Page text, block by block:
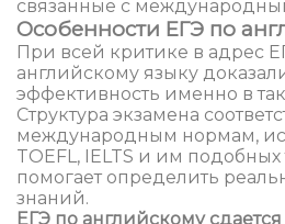
связанные с
Особенности ЕГЭ по
При всей критике в адрес
английскому языку
эффективность именно в
Структура экзамена
международным нормам,
TOEFL, IELTS и им подобных
помогает определить
знаний.
ЕГЭ по английскому сдается